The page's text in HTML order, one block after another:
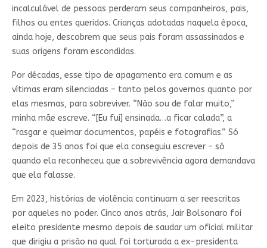
incalculável de pessoas perderam seus companheiros, pais,
filhos ou entes queridos. Crianças adotadas naquela época,
ainda hoje, descobrem que seus pais foram assassinados e
suas origens foram escondidas.
Por décadas, esse tipo de apagamento era comum e as
vítimas eram silenciadas – tanto pelos governos quanto por
elas mesmas, para sobreviver. “Não sou de falar muito,”
minha mãe escreve. “[Eu fui] ensinada…a ficar calada”, a
“rasgar e queimar documentos, papéis e fotografias.” Só
depois de 35 anos foi que ela conseguiu escrever – só
quando ela reconheceu que a sobrevivência agora demandava
que ela falasse.
Em 2023, histórias de violência continuam a ser reescritas
por aqueles no poder. Cinco anos atrás, Jair Bolsonaro foi
eleito presidente mesmo depois de saudar um oficial militar
que dirigiu a prisão na qual foi torturada a ex-presidenta